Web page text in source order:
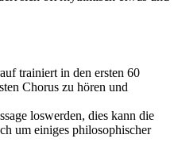
trainiert in den ersten 60
Chorus zu hören und
loswerden, dies kann die
um einiges philosophischer